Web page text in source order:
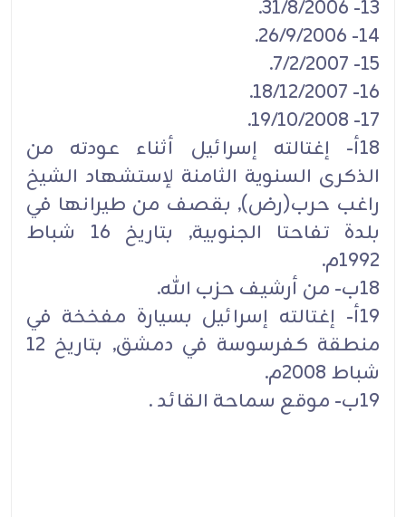
13- 31/8/2006.
14- 26/9/2006.
15- 7/2/2007.
16- 18/12/2007.
17- 19/10/2008.
18أ- إغتالته إسرائيل أثناء عودته من
الذكرى السنوية الثامنة لإستشهاد الشيخ
راغب حرب(رض), بقصف من طيرانها في
بلدة تفاحتا الجنوبية, بتاريخ 16 شباط
1992م.
18ب- من أرشيف حزب الله.
19أ- إغتالته إسرائيل بسيارة مفخخة في
منطقة كفرسوسة في دمشق, بتاريخ 12
شباط 2008م.
19ب- موقع سماحة القائد .